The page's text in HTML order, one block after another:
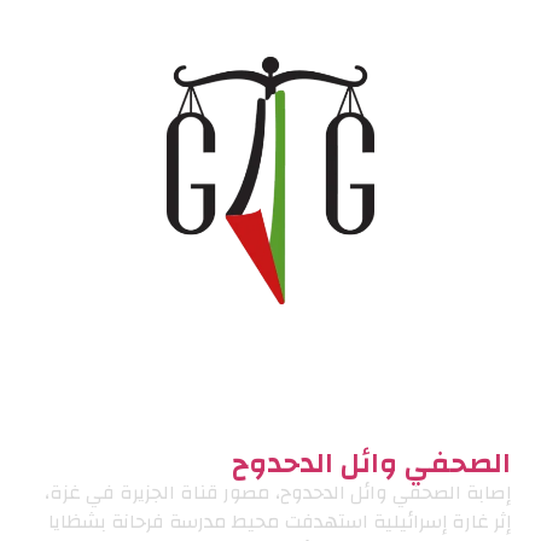
الصحفي وائل الدحدوح
إصابة الصحفي وائل الدحدوح، مصور قناة الجزيرة في غزة،
إثر غارة إسرائيلية استهدفت محيط مدرسة فرحانة بشظايا